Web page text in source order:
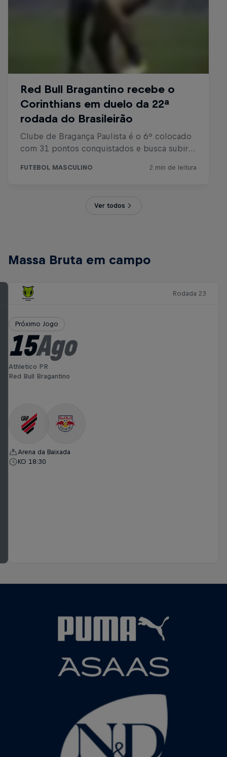
Ver todos
Massa Bruta em campo
Rodada 23
Próximo Jogo
15Ago
Athletico PR
Red Bull Bragantino
Arena da Baixada
KO 18:30